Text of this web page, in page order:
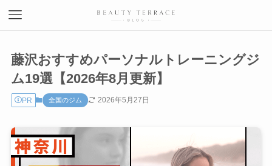
藤沢おすすめパーソナルトレーニングジ
ム19選【2026年8月更新】
PR 全国のジム 2026年5月27日